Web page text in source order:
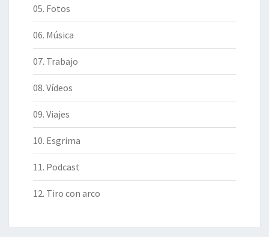
05. Fotos
06. Música
07. Trabajo
08. Vídeos
09. Viajes
10. Esgrima
11. Podcast
12. Tiro con arco